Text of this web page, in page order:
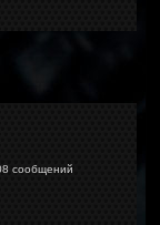
сообщений